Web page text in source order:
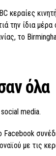
κεραίες
την ίδια μέρα
το
όλα
media.
με τις